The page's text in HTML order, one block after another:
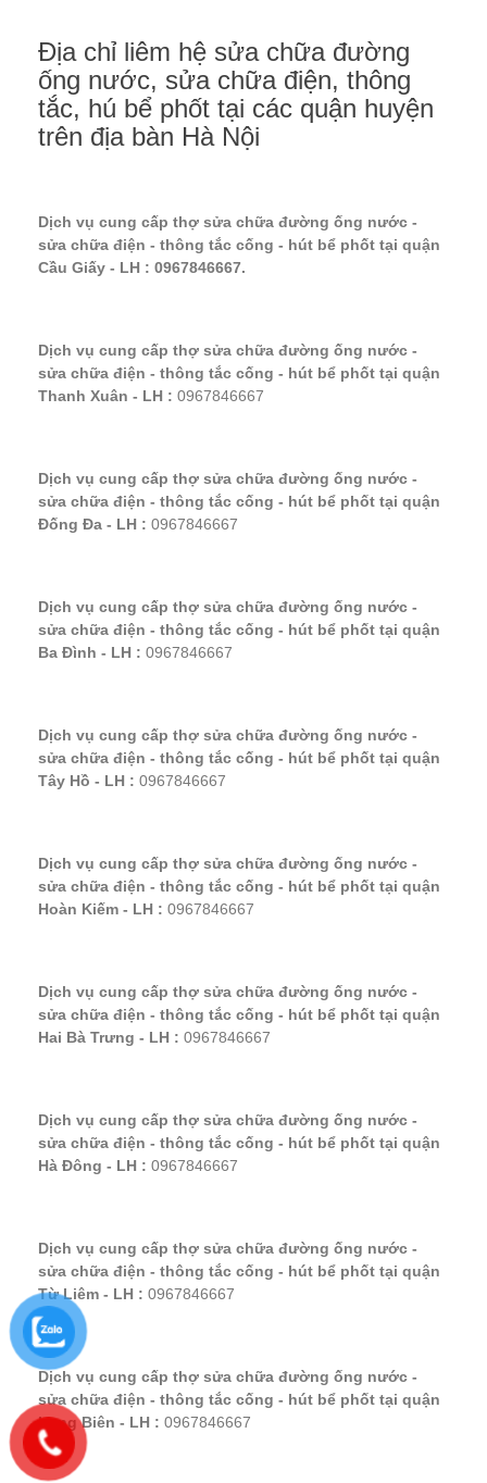
Địa chỉ liêm hệ sửa chữa đường
ống nước, sửa chữa điện, thông
tắc, hú bể phốt tại các quận huyện
trên địa bàn Hà Nội
Dịch vụ cung cấp thợ sửa chữa đường ống nước -
sửa chữa điện - thông tắc cống - hút bể phốt tại quận
Cầu Giấy - LH : 0967846667.
Dịch vụ cung cấp thợ sửa chữa đường ống nước -
sửa chữa điện - thông tắc cống - hút bể phốt tại quận
Thanh Xuân - LH : 0967846667
Dịch vụ cung cấp thợ sửa chữa đường ống nước -
sửa chữa điện - thông tắc cống - hút bể phốt tại quận
Đống Đa - LH : 0967846667
Dịch vụ cung cấp thợ sửa chữa đường ống nước -
sửa chữa điện - thông tắc cống - hút bể phốt tại quận
Ba Đình - LH : 0967846667
Dịch vụ cung cấp thợ sửa chữa đường ống nước -
sửa chữa điện - thông tắc cống - hút bể phốt tại quận
Tây Hồ - LH : 0967846667
Dịch vụ cung cấp thợ sửa chữa đường ống nước -
sửa chữa điện - thông tắc cống - hút bể phốt tại quận
Hoàn Kiếm - LH : 0967846667
Dịch vụ cung cấp thợ sửa chữa đường ống nước -
sửa chữa điện - thông tắc cống - hút bể phốt tại quận
Hai Bà Trưng - LH : 0967846667
Dịch vụ cung cấp thợ sửa chữa đường ống nước -
sửa chữa điện - thông tắc cống - hút bể phốt tại quận
Hà Đông - LH : 0967846667
Dịch vụ cung cấp thợ sửa chữa đường ống nước -
sửa chữa điện - thông tắc cống - hút bể phốt tại quận
Từ Liêm - LH : 0967846667
Dịch vụ cung cấp thợ sửa chữa đường ống nước -
sửa chữa điện - thông tắc cống - hút bể phốt tại quận
Long Biên - LH : 0967846667